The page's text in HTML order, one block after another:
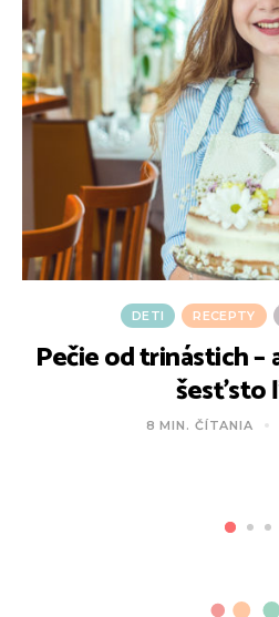
DETI RECEPTY
Pečie od trinástich –
šesťsto
8 MIN. ČÍTANIA